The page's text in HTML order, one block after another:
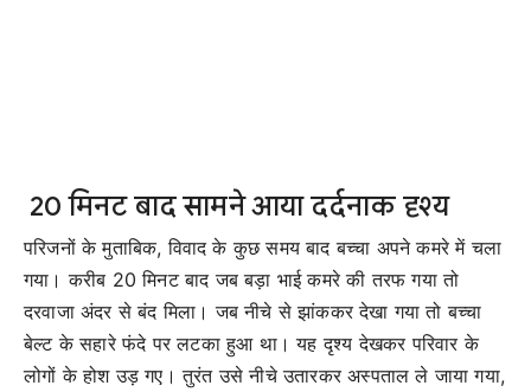
20 मिनट बाद सामने आया दर्दनाक दृश्य
परिजनों के मुताबिक, विवाद के कुछ समय बाद बच्चा अपने कमरे में चला
गया। करीब 20 मिनट बाद जब बड़ा भाई कमरे की तरफ गया तो
दरवाजा अंदर से बंद मिला। जब नीचे से झांककर देखा गया तो बच्चा
बेल्ट के सहारे फंदे पर लटका हुआ था। यह दृश्य देखकर परिवार के
लोगों के होश उड़ गए। तुरंत उसे नीचे उतारकर अस्पताल ले जाया गया,